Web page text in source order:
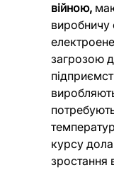
війною,
виробничу
загрозою
курсу
зростання